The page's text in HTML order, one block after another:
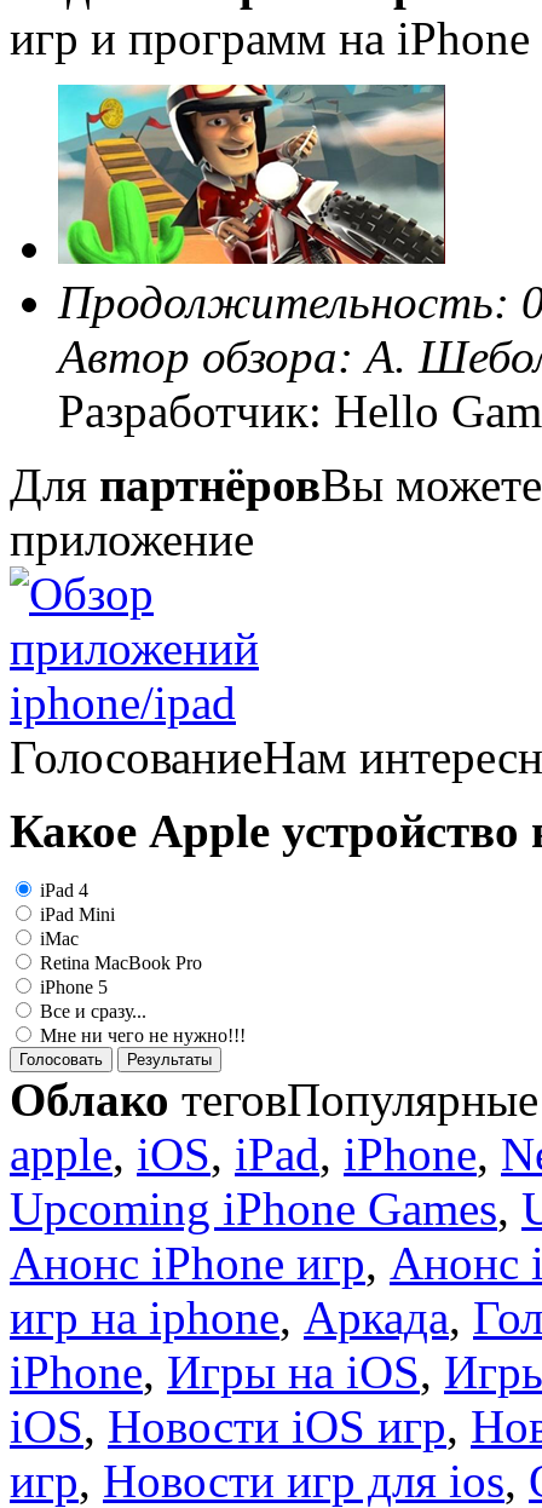
игр и программ на
Продолжительность:
Автор обзора:А.
Разработчик: Hello
Для партнёровВы можете
приложение
ГолосованиеНам
Какое Apple устройство
iPad 4
iPad Mini
iMac
Retina MacBook Pro
iPhone 5
Все и сразу...
Мне ни чего не нужно!!!
Голосовать Результаты
Облако теговПопулярные
apple, iOS, iPad, iPhone,
Upcoming iPhone Games,
Анонс iPhone игр, Анонс
игр на iphone, Аркада,
iPhone, Игры на iOS,
iOS, Новости iOS игр,
игр, Новости игр для ios,